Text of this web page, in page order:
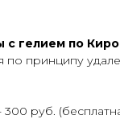
гелием по
по принципу
руб.